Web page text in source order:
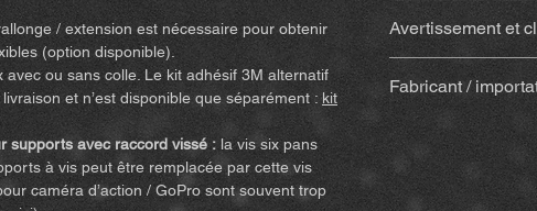
/ extension est nécessaire pour obtenir
(option disponible).
avec ou sans colle. Le kit adhésif 3M alternatif
et n’est disponible que séparément :kit
supports avec raccord vissé : la vis six pans
à vis peut être remplacée par cette vis
caméra d’action / GoPro sont souvent trop
Support imprimé
résistant aux
Avec colle
(colle, tampon
en bois &
mail avec la
(peut varier pour
Kit d’accessoires
incluse) – si
Avertissement et
En achetant et en
des droits juridiques
demande de
d’avoir lu et
d’utiliser le produit.
cet accord et
n’acceptez pas
Fabricant /
MiBike - Mike
Witten, www.mibike.de